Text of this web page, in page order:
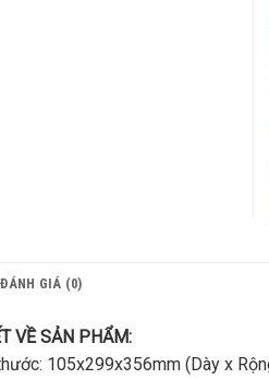
ĐÁNH GIÁ (0)
VỀ SẢN PHẨM:
105x299x356mm (Dày x